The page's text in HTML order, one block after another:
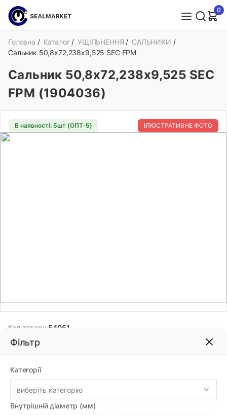
0
Фільтр
Категорії
виберіть категорію
Внутрішній діаметр (мм)
Головна / Каталог /УЩІЛЬНЕННЯ / САЛЬНИКИ /
Сальник 50,8х72,238х9,525 SEC FPM
Сальник 50,8х72,238х9,525 SEC
FPM (1904036)
В наявності: 5шт (ОПТ-5) ІЛЮСТРАТИВНЕ ФОТО
Код товару:54051
Бренд:DMHUI
763.67грн
- + В корзину